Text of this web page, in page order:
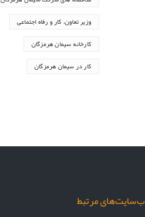
وزیر تعاون، کار و رفاه اجتماعی
کارخانه سیمان هرمزگان
کار در سیمان هرمزگان
مرتبط